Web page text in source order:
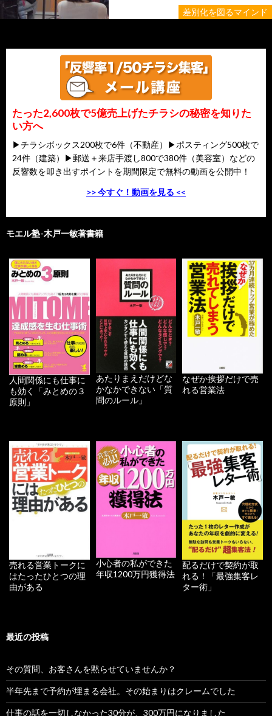
差別化を図るマインド
たった2,600枚で5億売上げたチラシの秘密を知りた
い方へ
▶チラシボックス200枚で6件（不動産）▶ポスティング500枚で
24件（建築）▶郵送＋来店手渡し800で380件（美容室）などの
反響数を叩き出すポイントを期間限定で無料の動画を公開中！
>> 今すぐ！動画を見る <<
モエル塾-木戸一敏著書籍
人間関係にも仕事に
も効く「みとめの３
原則」
あたりまえだけどな
かなかできない「質
問のルール」
なぜか挨拶だけで売
れる営業法
売れる営業トークに
はたったひとつの理
由がある
小心者の私ができた
年収1200万円獲得法
配るだけで契約が取
れる！「最強集客レ
ター術」
最近の投稿
その質問、お客さんを黙らせていませんか？
半年先まで予約が埋まる会社。その始まりはクレームでした
仕事の話を一切しなかった30分が、300万円になりました